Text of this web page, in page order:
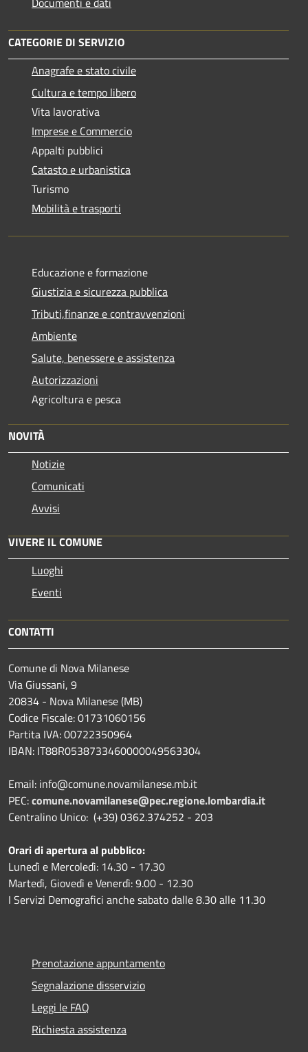
CATEGORIE DI SERVIZIO
Anagrafe e stato civile
Cultura e tempo libero
Vita lavorativa
Imprese e Commercio
Appalti pubblici
Catasto e urbanistica
Turismo
Mobilità e trasporti
Educazione e formazione
Giustizia e sicurezza pubblica
Tributi,finanze e contravvenzioni
Ambiente
Salute, benessere e assistenza
Autorizzazioni
Agricoltura e pesca
NOVITÀ
Notizie
Comunicati
Avvisi
VIVERE IL COMUNE
Luoghi
Eventi
CONTATTI
Comune di Nova Milanese
Via Giussani, 9
20834 - Nova Milanese (MB)
Codice Fiscale: 01731060156
Partita IVA: 00722350964
IBAN: IT88R0538733460000049563304
Email: info@comune.novamilanese.mb.it
PEC:comune.novamilanese@pec.regione.lombardia.it
Centralino Unico: (+39) 0362.374252 - 203
Orari di apertura al pubblico:
Lunedì e Mercoledì: 14.30 - 17.30
Martedì, Giovedì e Venerdì: 9.00 - 12.30
I Servizi Demografici anche sabato dalle 8.30 alle 11.30
Prenotazione appuntamento
Segnalazione disservizio
Leggi le FAQ
Richiesta assistenza